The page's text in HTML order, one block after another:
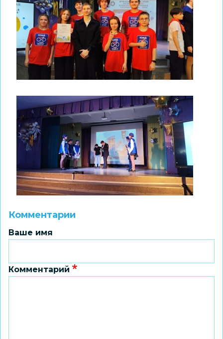
Комментарии
Ваше имя
Комментарий